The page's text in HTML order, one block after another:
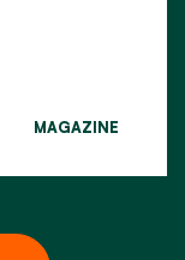
MAGAZINE